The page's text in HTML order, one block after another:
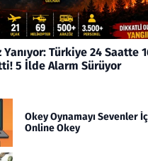
Türkiye 24 Saatte
5 İlde Alarm Sürüyor
Okey Oynamayı Sevenler
Online Okey